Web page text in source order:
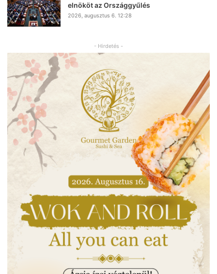
elnököt az Országgyűlés
2026, augusztus 6. 12:28
- Hirdetés -